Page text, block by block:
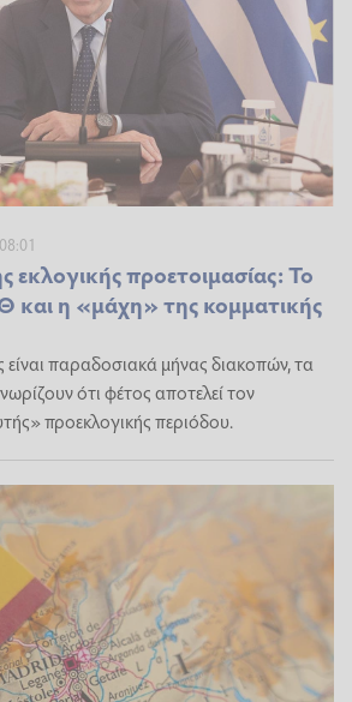
προετοιμασίας: Το
και η «μάχη» της κομματικής
παραδοσιακά μήνας διακοπών, τα
ότι φέτος αποτελεί τον
προεκλογικής περιόδου.